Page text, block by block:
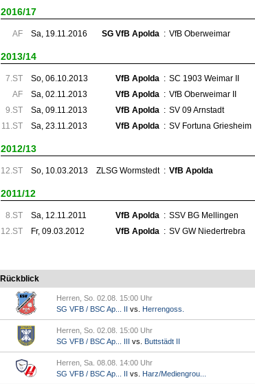
2016/17
AF Sa, 19.11.2016 SG VfB Apolda : VfB Oberweimar
2013/14
7.ST So, 06.10.2013 VfB Apolda : SC 1903 Weimar II
AF Sa, 02.11.2013 VfB Apolda : VfB Oberweimar II
9.ST Sa, 09.11.2013 VfB Apolda : SV 09 Arnstadt
11.ST Sa, 23.11.2013 VfB Apolda : SV Fortuna Griesheim
2012/13
12.ST So, 10.03.2013 ZLSG Wormstedt : VfB Apolda
2011/12
8.ST Sa, 12.11.2011 VfB Apolda : SSV BG Mellingen
12.ST Fr, 09.03.2012 VfB Apolda : SV GW Niedertrebra
Rückblick
Herren, So. 02.08. 15:00 Uhr
SG VFB / BSC Ap... II vs. Herrengoss.
Herren, So. 02.08. 15:00 Uhr
SG VFB / BSC Ap... III vs. Buttstädt II
Herren, Sa. 08.08. 14:00 Uhr
SG VFB / BSC Ap... II vs. Harz/Mediengrou...